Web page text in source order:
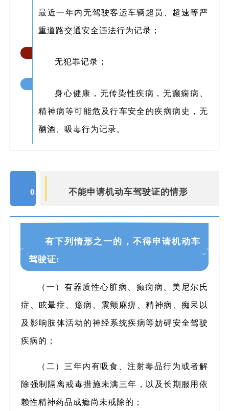
最近一年内无驾驶客运车辆超员、超速等严
重道路交通安全违法行为记录；
无犯罪记录；
身心健康，无传染性疾病，无癫痫病、
精神病等可能危及行车安全的疾病病史，无
酗酒、吸毒行为记录。
03 不能申请机动车驾驶证的情形
有下列情形之一的，不得申请机动车
驾驶证:
（一）有器质性心脏病、癫痫病、美尼尔氏
症、眩晕症、癔病、震颤麻痹、精神病、痴呆以
及影响肢体活动的神经系统疾病等妨碍安全驾驶
疾病的；
（二）三年内有吸食、注射毒品行为或者解
除强制隔离戒毒措施未满三年，以及长期服用依
赖性精神药品成瘾尚未戒除的；